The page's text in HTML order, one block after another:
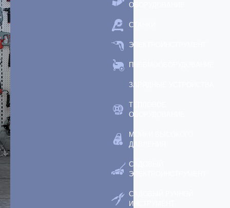
ОБОРУДОВАНИЕ
СТАНКИ
ЭЛЕКТРОИНСТРУМЕНТ
ПНЕВМООБОРУДОВАНИЕ
ЗАРЯДНЫЕ УСТРОЙСТВА
ТЕПЛОВОЕ
ОБОРУДОВАНИЕ
МОЙКИ ВЫСОКОГО
ДАВЛЕНИЯ
САДОВЫЙ
ЭЛЕКТРОИНСТРУМЕНТ
САДОВЫЙ РУЧНОЙ
ИНСТРУМЕНТ